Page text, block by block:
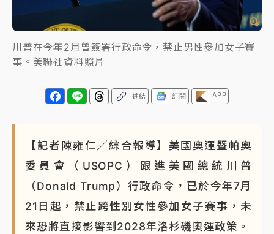
川普在今年2月曾簽署行政命令，禁止男性參加女子賽
事。美聯社資料照片
連結 訂閱 APP
【記者陳雍仁／綜合報導】美國奧運暨帕奧
委員會（USOPC）跟進美國總統川普
（Donald Trump）行政命令，已於今年7月
21日起，禁止跨性別女性參加女子賽事，未
來恐將直接影響到2028年洛杉磯奧運政策。